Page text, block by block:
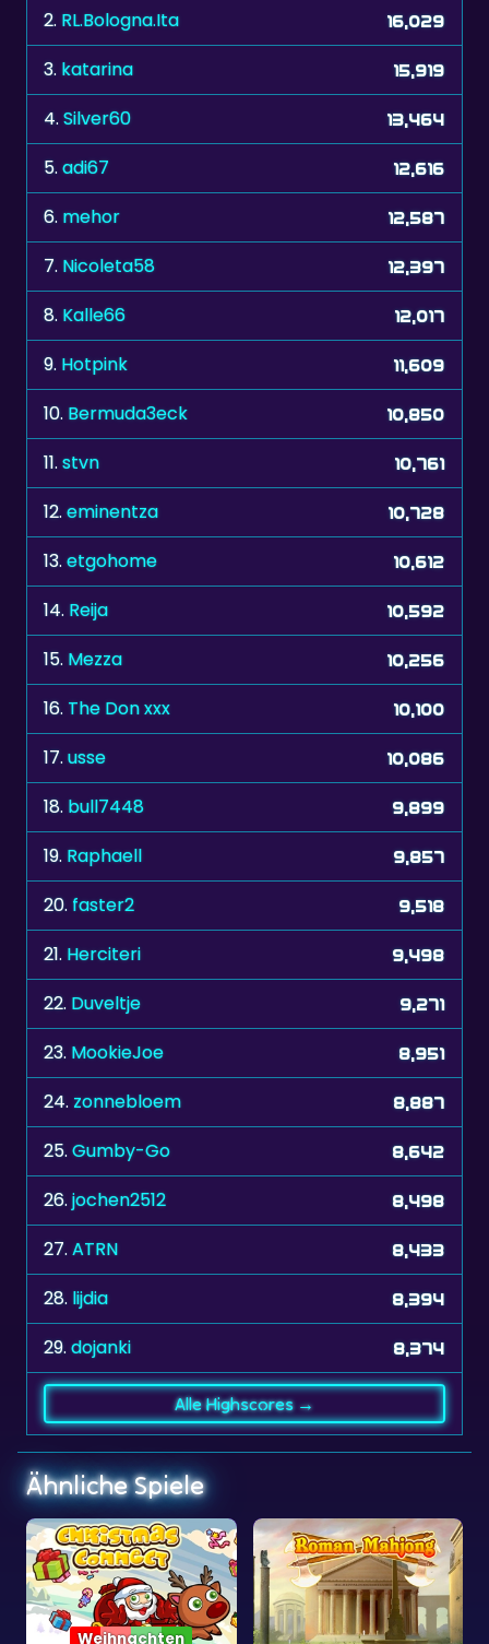
3. katarina 15,919
4.Silver60 13,464
5. adi67 12,616
6. mehor 12,587
7. Nicoleta58 12,397
8. Kalle66 12,017
9. Hotpink 11,609
10.Bermuda3eck 10,850
11. stvn 10,761
12.eminentza 10,728
13. etgohome 10,612
14.Reija 10,592
15. Mezza 10,256
16. The Don xxx 10,100
17. usse 10,086
18. bull7448 9,899
19. Raphaell 9,857
20.faster2 9,518
21. Herciteri 9,498
22.Duveltje 9,271
23. MookieJoe 8,951
24.zonnebloem 8,887
25. Gumby-Go 8,642
26. jochen2512 8,498
27. ATRN 8,433
28. lijdia 8,394
29. dojanki 8,374
Ähnliche Spiele
Roman Mahjong Entferne die Zahlen